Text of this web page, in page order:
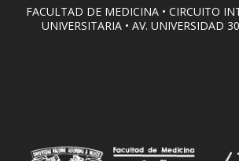
FACULTAD DE MEDICINA • CIRCUITO
UNIVERSITARIA • AV. UNIVERSIDAD